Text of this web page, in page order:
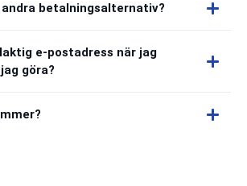
andra betalningsalternativ?
e-postadress när jag
göra?